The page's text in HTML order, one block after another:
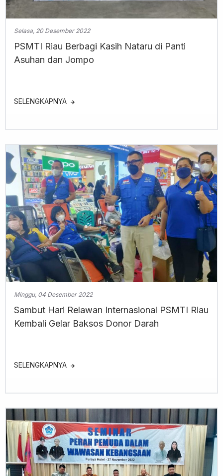
Selasa, 20 Desember 2022
PSMTI Riau Berbagi Kasih Nataru di Panti
Asuhan dan Jompo
SELENGKAPNYA
Minggu, 04 Desember 2022
Sambut Hari Relawan Internasional PSMTI Riau
Kembali Gelar Baksos Donor Darah
SELENGKAPNYA